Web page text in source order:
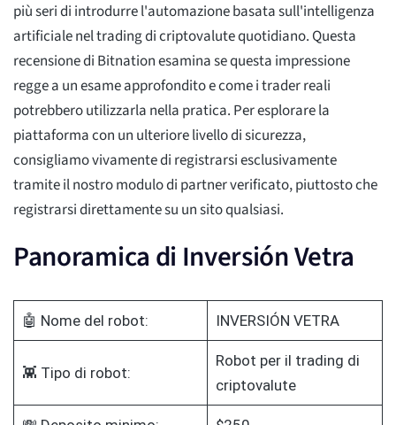
più seri di introdurre l'automazione basata sull'intelligenza
artificiale nel trading di criptovalute quotidiano. Questa
recensione di Bitnation esamina se questa impressione
regge a un esame approfondito e come i trader reali
potrebbero utilizzarla nella pratica. Per esplorare la
piattaforma con un ulteriore livello di sicurezza,
consigliamo vivamente di registrarsi esclusivamente
tramite il nostro modulo di partner verificato, piuttosto che
registrarsi direttamente su un sito qualsiasi.
Panoramica di Inversión Vetra
🤖 Nome del robot: INVERSIÓN VETRA
👾 Tipo di robot:
Robot per il trading di
criptovalute